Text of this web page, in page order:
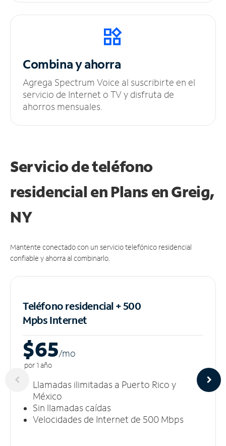
Combina y ahorra
Agrega Spectrum Voice al suscribirte en el
servicio de Internet o TV y disfruta de
ahorros mensuales.
Servicio de teléfono
residencial en Plans en Greig,
NY
Mantente conectado con un servicio telefónico residencial
confiable y ahorra al combinarlo.
Teléfono residencial + 500
MpbsInternet
$65/mo
por 1 año
Llamadas ilimitadas a Puerto Rico y
México
Sin llamadas caídas
Velocidades de Internet de 500 Mbps